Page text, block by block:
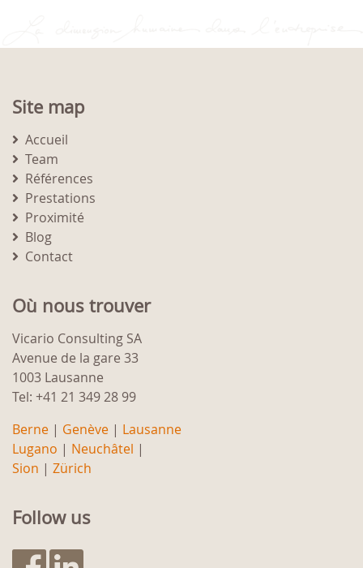
Site map
Accueil
Team
Références
Prestations
Proximité
Blog
Contact
Où nous trouver
Vicario Consulting SA
Avenue de la gare 33
1003 Lausanne
Tel: +41 21 349 28 99
Berne | Genève | Lausanne
Lugano | Neuchâtel |
Sion | Zürich
Follow us